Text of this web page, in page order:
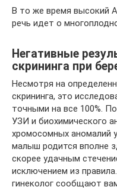
В то же время высокий
речь идет о
Негативные
скрининга при
Несмотря на
скрининга, это
точными на все 100%.
УЗИ и биохимического
хромосомных аномалий
малыш родится вполне
скорее удачным
исключением из
гинеколог сообщают